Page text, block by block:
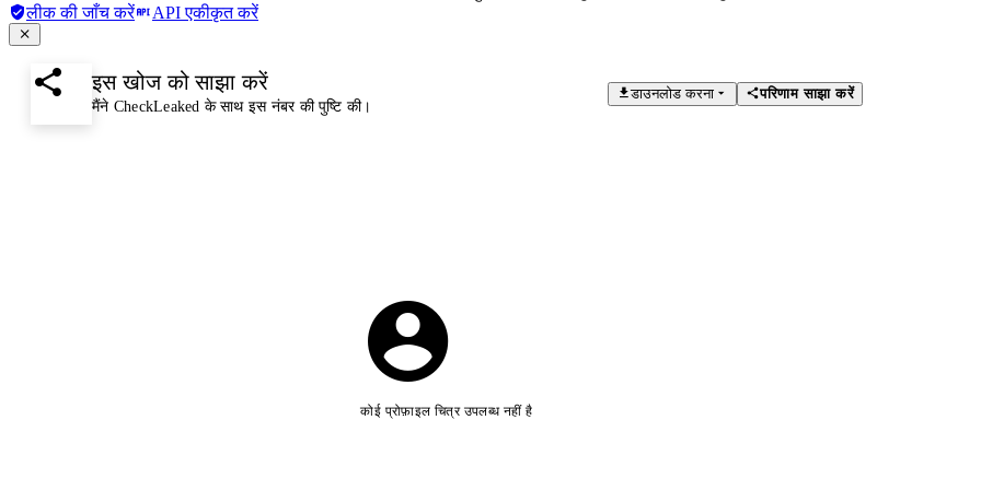
लीक की जाँच करें API एकीकृत करें
इस खोज को साझा करें
मैंने CheckLeaked के साथ इस नंबर की पुष्टि की।
डाउनलोड करना परिणाम साझा करें
कोई प्रोफ़ाइल चित्र उपलब्ध नहीं है